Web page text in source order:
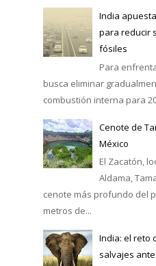
India
para reducir
fósiles
Para
busca eliminar
combustión interna para
Cenote de
México
El Zacatón,
Aldama,
cenote más profundo del
metros de...
India: el reto
salvajes